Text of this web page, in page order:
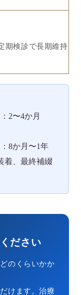
期検診で長期維持
：2〜4か月
8か月〜1年
、最終補綴
ださい
のくらいかか
けます。治療